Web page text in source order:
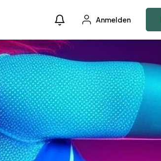
Anmelden